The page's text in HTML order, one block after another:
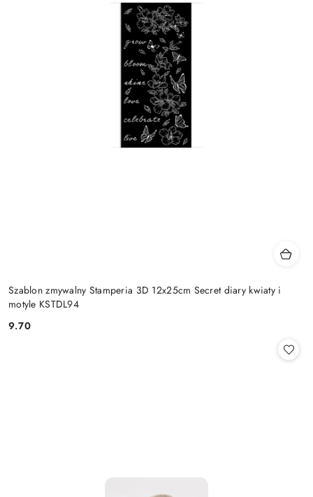
Szablon zmywalny Stamperia 3D 12x25cm Secret diary kwiaty i
motyle KSTDL94
Cena:
9.70